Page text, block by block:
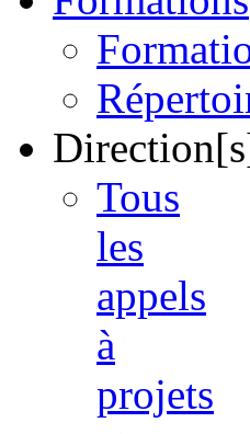
Tous
les
appels
à
projets